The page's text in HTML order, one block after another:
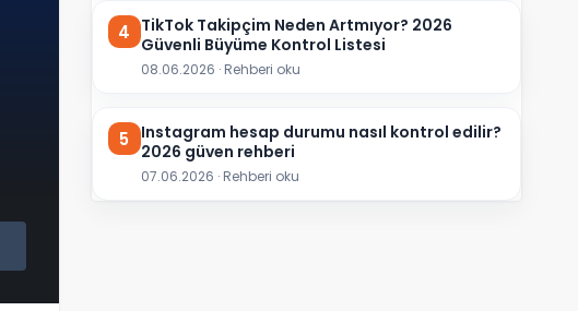
4 TikTok Takipçim Neden Artmıyor? 2026
Güvenli Büyüme Kontrol Listesi
08.06.2026 · Rehberi oku
5 Instagram hesap durumu nasıl kontrol edilir?
2026 güven rehberi
07.06.2026 · Rehberi oku